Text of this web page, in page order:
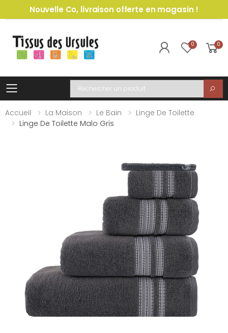
Nouvelle Co, livraison offerte en magasin !
0 0
Toggle mobile menu
Recherche
Accueil
La Maison Le Bain
Linge De Toilette
Linge De Toilette Malo Gris